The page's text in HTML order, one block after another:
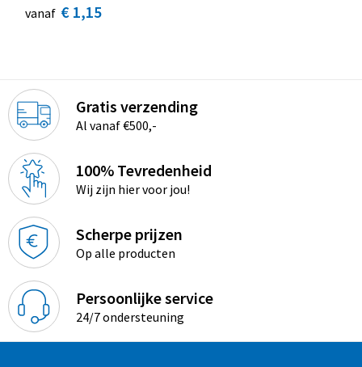
vanaf € 1,15
Gratis verzending
Al vanaf €500,-
100% Tevredenheid
Wij zijn hier voor jou!
Scherpe prijzen
Op alle producten
Persoonlijke service
24/7 ondersteuning